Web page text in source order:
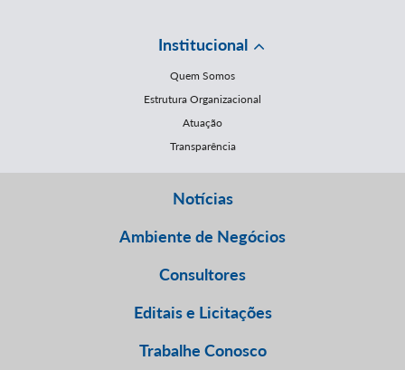
Institucional
Quem Somos
Estrutura Organizacional
Atuação
Transparência
Notícias
Ambiente de Negócios
Consultores
Editais e Licitações
Trabalhe Conosco